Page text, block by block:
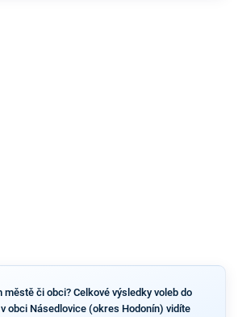
městě či obci? Celkové výsledky voleb do
obci Násedlovice (okres Hodonín) vidíte